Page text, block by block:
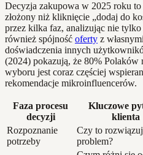
Decyzja zakupowa w 2025 roku to
złożony niż kliknięcie „dodaj do
przez kilka faz, analizując nie
również spójność oferty z
doświadczenia innych
(2024) pokazują, że 80% Polaków
wyboru jest coraz częściej
rekomendacje mikroinfluencerów.
Faza procesu
decyzji
Kluczowe
klienta
Rozpoznanie
potrzeby
Czy to
problem?